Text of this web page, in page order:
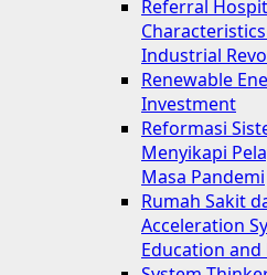
Referral
Industrial
Renewable
Investment
Reformasi
Menyikapi
Masa Pandemi
Rumah Sakit
Acceleration
Education and